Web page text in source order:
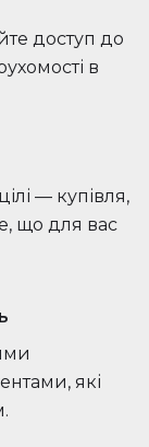
доступ до
в
— купівля,
що для вас
які